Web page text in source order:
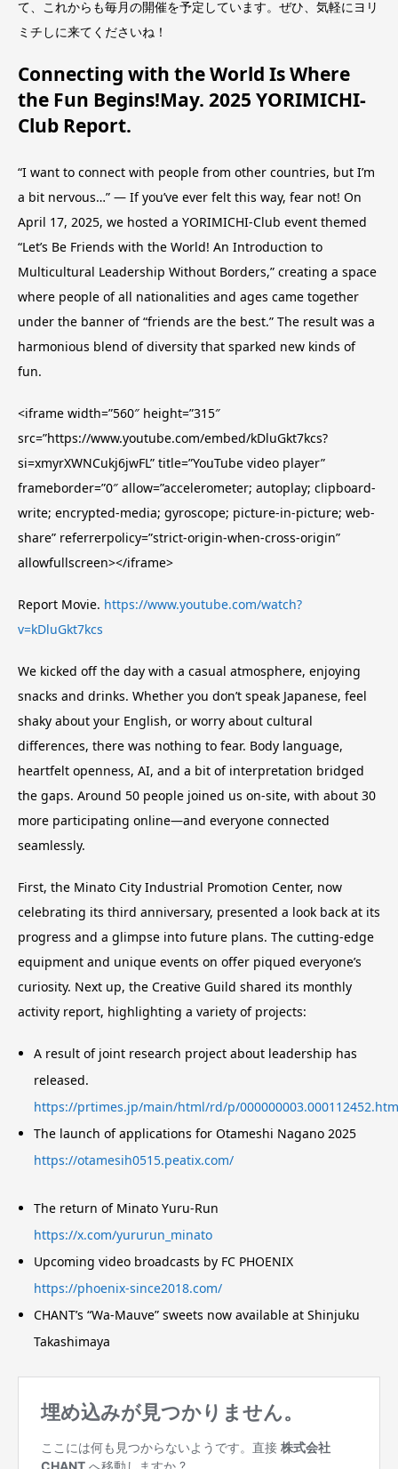
て、これからも毎月の開催を予定しています。ぜひ、気軽にヨリ
ミチしに来てくださいね！
Connecting with the World Is Where
the Fun Begins!May. 2025 YORIMICHI-
Club Report.
“I want to connect with people from other countries, but I’m
a bit nervous…” — If you’ve ever felt this way, fear not! On
April 17, 2025, we hosted a YORIMICHI-Club event themed
“Let’s Be Friends with the World! An Introduction to
Multicultural Leadership Without Borders,” creating a space
where people of all nationalities and ages came together
under the banner of “friends are the best.” The result was a
harmonious blend of diversity that sparked new kinds of
fun.
<iframe width=”560″ height=”315″
src=”https://www.youtube.com/embed/kDluGkt7kcs?
si=xmyrXWNCukj6jwFL” title=”YouTube video player”
frameborder=”0″ allow=”accelerometer; autoplay; clipboard-
write; encrypted-media; gyroscope; picture-in-picture; web-
share” referrerpolicy=”strict-origin-when-cross-origin”
allowfullscreen></iframe>
Report Movie. https://www.youtube.com/watch?
v=kDluGkt7kcs
We kicked off the day with a casual atmosphere, enjoying
snacks and drinks. Whether you don’t speak Japanese, feel
shaky about your English, or worry about cultural
differences, there was nothing to fear. Body language,
heartfelt openness, AI, and a bit of interpretation bridged
the gaps. Around 50 people joined us on-site, with about 30
more participating online—and everyone connected
seamlessly.
First, the Minato City Industrial Promotion Center, now
celebrating its third anniversary, presented a look back at its
progress and a glimpse into future plans. The cutting-edge
equipment and unique events on offer piqued everyone’s
curiosity. Next up, the Creative Guild shared its monthly
activity report, highlighting a variety of projects:
A result of joint research project about leadership has
released.
https://prtimes.jp/main/html/rd/p/
The launch of applications for Otameshi Nagano 2025
https://otamesih0515.peatix.com/
The return of Minato Yuru-Run
https://x.com/yururun_minato
Upcoming video broadcasts by FC PHOENIX
https://phoenix-since2018.com/
CHANT’s “Wa-Mauve” sweets now available at Shinjuku
Takashimaya